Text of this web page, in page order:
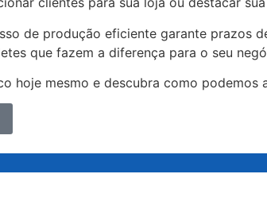
de produção eficiente garante prazos
que fazem a diferença para o seu
hoje mesmo e descubra como